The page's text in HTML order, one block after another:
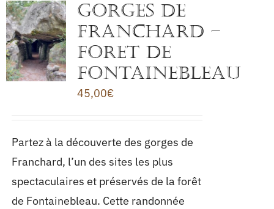
GORGES DE
FRANCHARD –
FORET DE
FONTAINEBLEAU
45,00€
Partez à la découverte des gorges de
Franchard, l’un des sites les plus
spectaculaires et préservés de la forêt
de Fontainebleau. Cette randonnée